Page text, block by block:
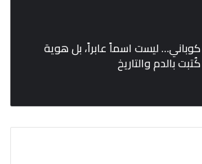
كوباني… ليست اسماً عابراً، بل هوية
كُتبت بالدم والتاريخ